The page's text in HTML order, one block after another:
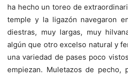
ha hecho un toreo de
temple y la ligazón navegaron
diestras, muy largas, muy
algún que otro excelso natural y
una variedad de pases poco
empiezan. Muletazos de pecho,